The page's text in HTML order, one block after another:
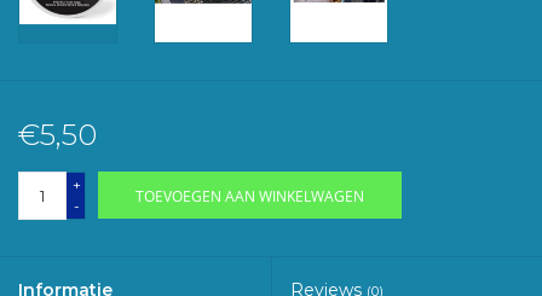
€5,50
+
-
TOEVOEGEN AAN WINKELWAGEN
Informatie Reviews (0)